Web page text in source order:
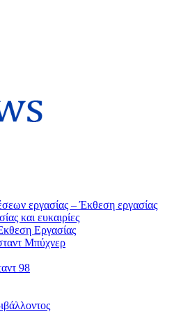
εργασίας – Έκθεση εργασίας
και ευκαιρίες
Εργασίας
Μπύχνερ
98